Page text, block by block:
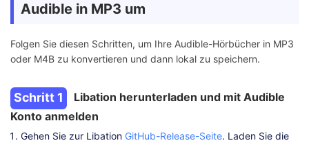
Audible in MP3 um
Folgen Sie diesen Schritten, um Ihre Audible-Hörbücher in MP3
oder M4B zu konvertieren und dann lokal zu speichern.
Schritt 1
Libation herunterladen und mit Audible
Konto anmelden
Gehen Sie zur Libation GitHub-Release-Seite. Laden Sie die